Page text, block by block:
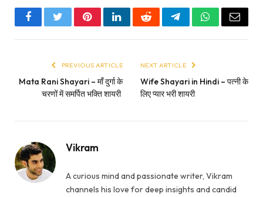
FacebookTwitterPinterestLinkedInRedditTelegramWhatsApp
Email
PREVIOUS ARTICLE
Mata Rani Shayari – माँ दुर्गा के
चरणों में समर्पित भक्ति शायरी
NEXT ARTICLE
Wife Shayari in Hindi – पत्नी के
लिए प्यार भरी शायरी
Vikram
A curious mind and passionate writer, Vikram
channels his love for deep insights and candid